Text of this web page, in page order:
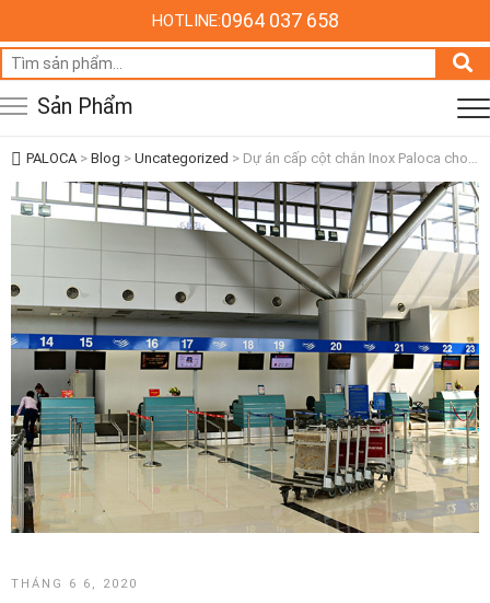
HOTLINE:0964 037 658
Tìm
kiếm:
Sản Phẩm
PALOCA> Blog > Uncategorized > Dự án cấp cột chắn Inox Paloca cho 3 cảng hàng không Việt Nam
THÁNG 6 6, 2020